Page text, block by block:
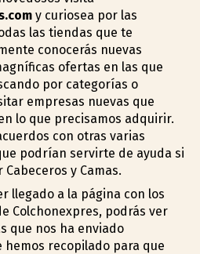
y curiosea por las
las tiendas que te
conocerás nuevas
ofertas en las que
por categorías o
empresas nuevas que
lo que precisamos adquirir.
con otras varias
podrían servirte de ayuda si
y Camas.
llegado a la página con los
Colchonexpres, podrás ver
que nos ha enviado
hemos recopilado para que